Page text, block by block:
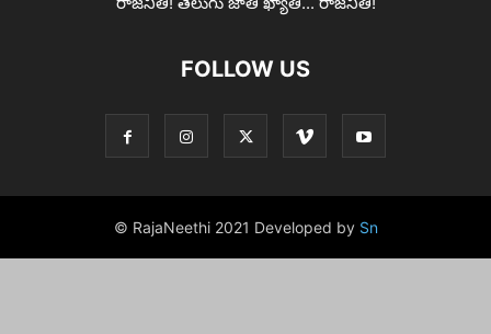
FOLLOW US
© RajaNeethi 2021 Developed by Sn